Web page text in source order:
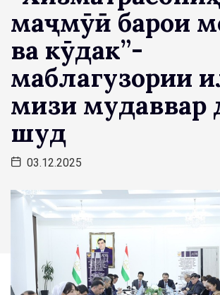
маҷмӯӣ барои
ва кӯдак”-
маблағгузории
мизи мудаввар
шуд
03.12.2025